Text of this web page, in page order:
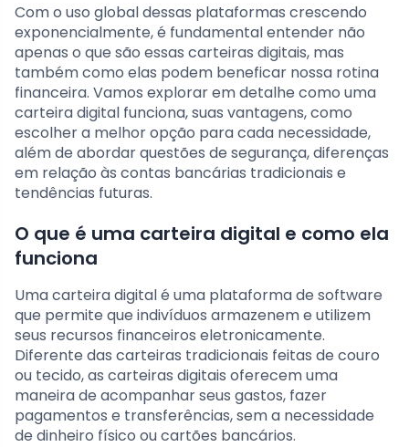
Com o uso global dessas plataformas crescendo
exponencialmente, é fundamental entender não
apenas o que são essas carteiras digitais, mas
também como elas podem beneficar nossa rotina
financeira. Vamos explorar em detalhe como uma
carteira digital funciona, suas vantagens, como
escolher a melhor opção para cada necessidade,
além de abordar questões de segurança, diferenças
em relação às contas bancárias tradicionais e
tendências futuras.
O que é uma carteira digital e como ela
funciona
Uma carteira digital é uma plataforma de software
que permite que indivíduos armazenem e utilizem
seus recursos financeiros eletronicamente.
Diferente das carteiras tradicionais feitas de couro
ou tecido, as carteiras digitais oferecem uma
maneira de acompanhar seus gastos, fazer
pagamentos e transferências, sem a necessidade
de dinheiro físico ou cartões bancários.